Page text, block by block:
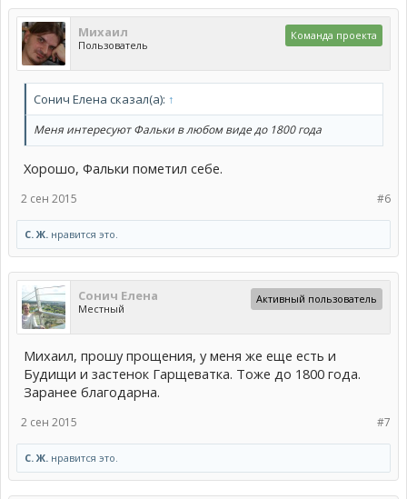
Михаил
Пользователь
Команда проекта
Сонич Елена сказал(а): ↑
Меня интересуют Фальки в любом виде до 1800 года
Хорошо, Фальки пометил себе.
#6
2 сен 2015
С. Ж. нравится это.
Сонич Елена
Местный
Активный пользователь
Михаил, прошу прощения, у меня же еще есть и
Будищи и застенок Гарщеватка. Тоже до 1800 года.
Заранее благодарна.
#7
2 сен 2015
С. Ж. нравится это.